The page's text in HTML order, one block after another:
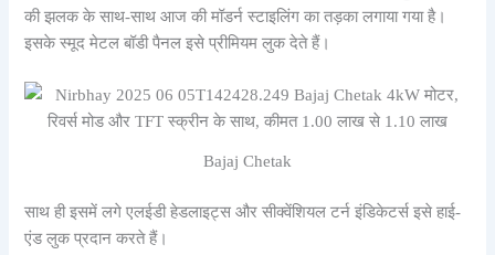
की झलक के साथ-साथ आज की मॉडर्न स्टाइलिंग का तड़का लगाया गया है।
इसके स्मूद मेटल बॉडी पैनल इसे प्रीमियम लुक देते हैं।
Bajaj Chetak
साथ ही इसमें लगे एलईडी हेडलाइट्स और सीक्वेंशियल टर्न इंडिकेटर्स इसे हाई-
एंड लुक प्रदान करते हैं।